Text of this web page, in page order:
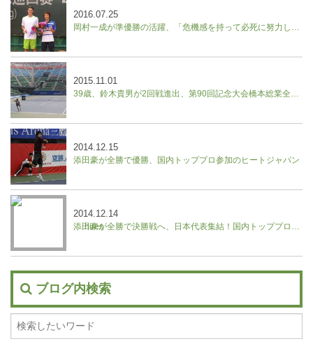
岡村一成が準優勝の活躍、「危機感を持って必死に努力したい」／中国フューチャーズ
2016.07.25
39歳、鈴木貴男が2回戦進出、第90回記念大会橋本総業全日本テニス選手権
2015.11.01
添田豪が全勝で優勝、国内トッププロ参加のヒートジャパン
2014.12.15
添田豪が全勝で決勝戦へ、日本代表集結！国内トッププロ参加のヒートジャパン
2014.12.14
ブログ内検索